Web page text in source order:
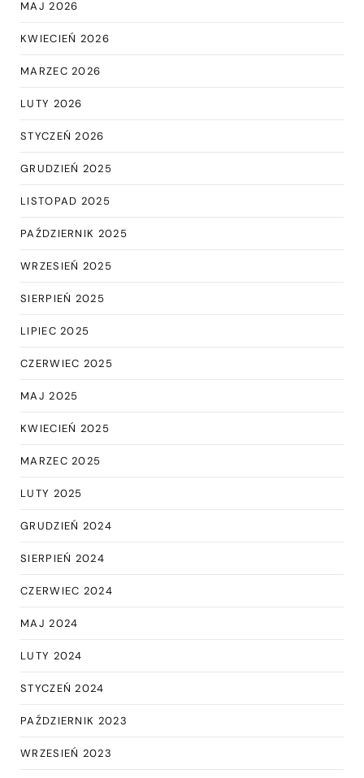
MAJ 2026
KWIECIEŃ 2026
MARZEC 2026
LUTY 2026
STYCZEŃ 2026
GRUDZIEŃ 2025
LISTOPAD 2025
PAŹDZIERNIK 2025
WRZESIEŃ 2025
SIERPIEŃ 2025
LIPIEC 2025
CZERWIEC 2025
MAJ 2025
KWIECIEŃ 2025
MARZEC 2025
LUTY 2025
GRUDZIEŃ 2024
SIERPIEŃ 2024
CZERWIEC 2024
MAJ 2024
LUTY 2024
STYCZEŃ 2024
PAŹDZIERNIK 2023
WRZESIEŃ 2023